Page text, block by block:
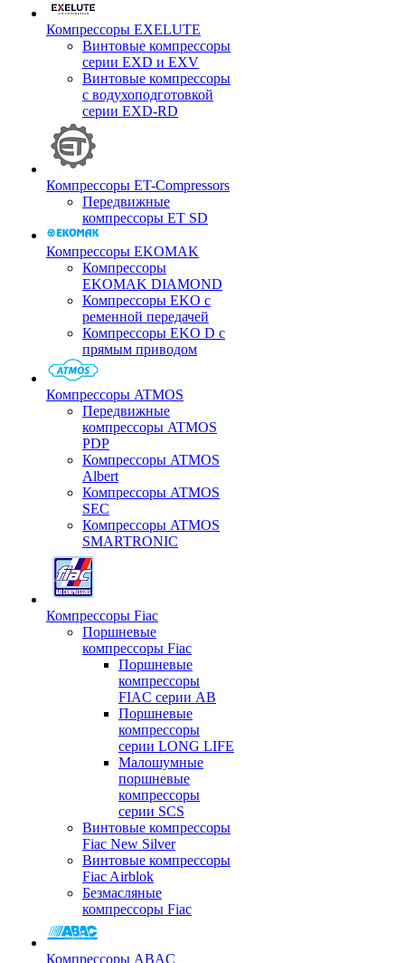
Компрессоры EXELUTE
Винтовые компрессоры
серии EXD и EXV
Винтовые компрессоры
с водухоподготовкой
серии EXD-RD
Компрессоры ET-Compressors
Передвижные
компрессоры ET SD
Компрессоры EKOMAK
Компрессоры
EKOMAK DIAMOND
Компрессоры EKO c
ременной передачей
Компрессоры EKO D с
прямым приводом
Компрессоры ATMOS
Передвижные
компрессоры ATMOS
PDP
Компрессоры ATMOS
Albert
Компрессоры ATMOS
SEC
Компрессоры ATMOS
SMARTRONIC
Компрессоры Fiac
Поршневые
компрессоры Fiac
Поршневые
компрессоры
FIAC серии AB
Поршневые
компрессоры
серии LONG LIFE
Малошумные
поршневые
компрессоры
серии SCS
Винтовые компрессоры
Fiac New Silver
Винтовые компрессоры
Fiac Airblok
Безмасляные
компрессоры Fiac
Компрессоры ABAC